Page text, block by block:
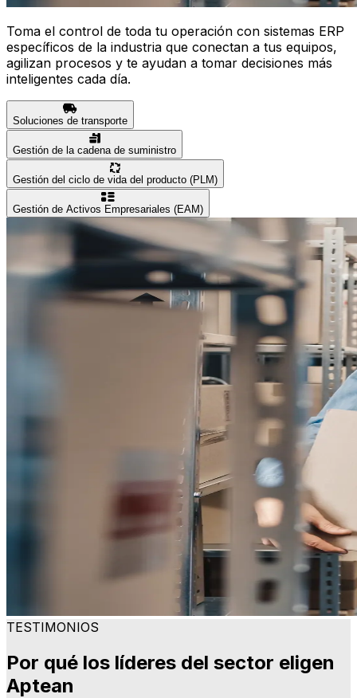
Toma el control de toda tu operación con sistemas ERP
específicos de la industria que conectan a tus equipos,
agilizan procesos y te ayudan a tomar decisiones más
inteligentes cada día.
Soluciones de transporte
Gestión de la cadena de suministro
Gestión del ciclo de vida del producto (PLM)
Gestión de Activos Empresariales (EAM)
TESTIMONIOS
Por qué los líderes del sector eligen
Aptean